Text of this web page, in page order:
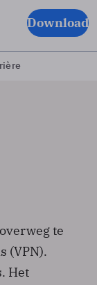
Download
te
(VPN).
Het